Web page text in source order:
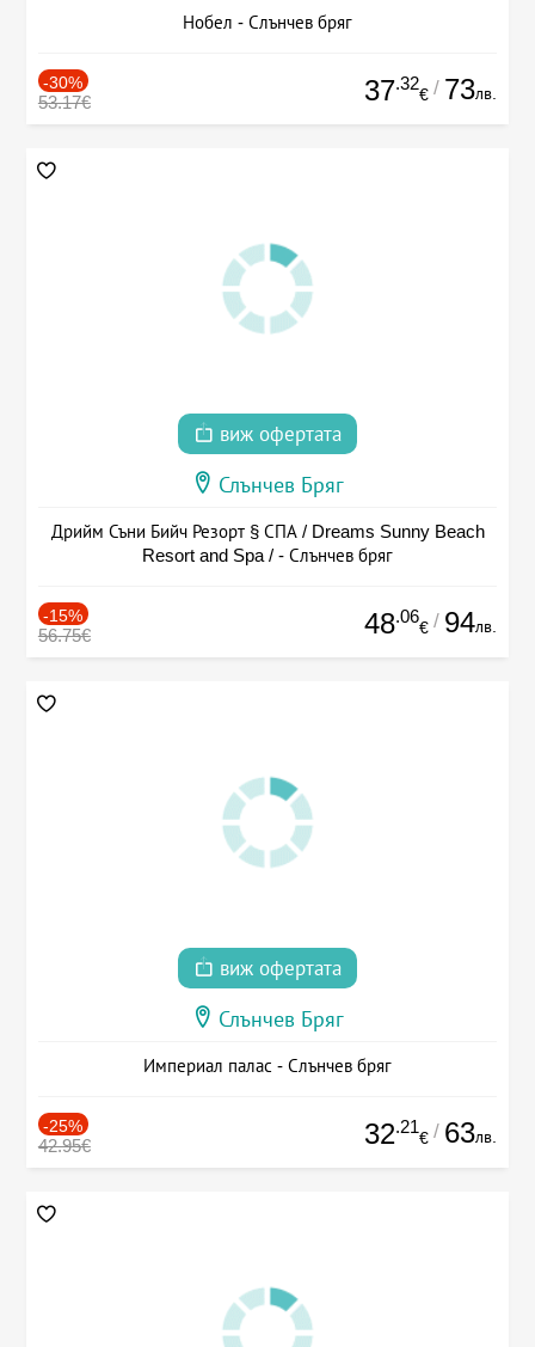
Нобел - Слънчев бряг
-30%
53.17€ 37.32
€ / 73лв.
виж офертата
Слънчев Бряг
Дрийм Съни Бийч Резорт § СПА / Dreams Sunny Beach
Resort and Spa / - Слънчев бряг
-15%
56.75€ 48.06
€ / 94лв.
виж офертата
Слънчев Бряг
Империал палас - Слънчев бряг
-25%
42.95€ 32.21
€ / 63лв.